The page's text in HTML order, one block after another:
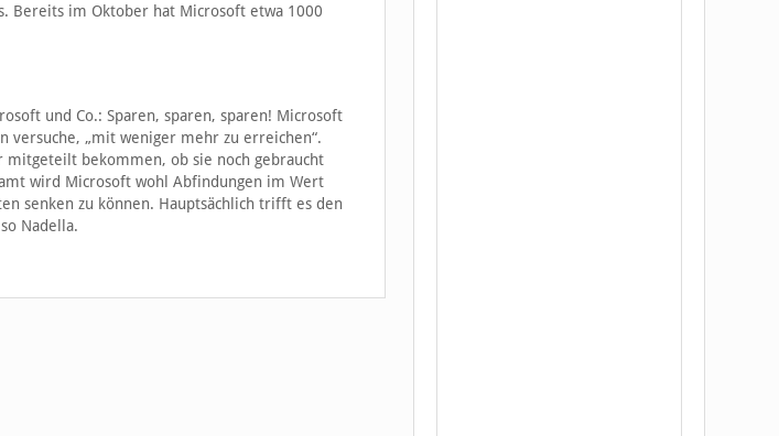
Bereits im Oktober hat Microsoft etwa 1000
und Co.: Sparen, sparen, sparen! Microsoft
versuche, „mit weniger mehr zu erreichen“.
bekommen, ob sie noch gebraucht
wird Microsoft wohl Abfindungen im Wert
senken zu können. Hauptsächlich trifft es den
Nadella.